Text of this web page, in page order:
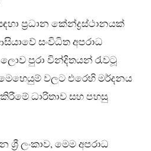
ප්‍රධාන කේන්ද්‍රස්ථානයක්
සංවිධිත අපරාධ
පුරා වින්දිතයන් රැවටූ
වලට එරෙහි මර්දනය
ධාරිතාව සහ පහසු
ලංකාව, මෙම අපරාධ